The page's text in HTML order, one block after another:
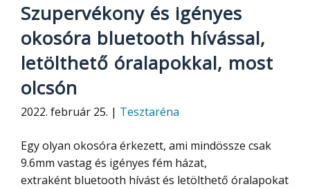
Szupervékony és igényes
okosóra bluetooth hívással,
letölthető óralapokkal, most
olcsón
2022. február 25. | Tesztaréna
Egy olyan okosóra érkezett, ami mindössze csak
9.6mm vastag és igényes fém házat,
extraként bluetooth hívást és letölthető óralapokat